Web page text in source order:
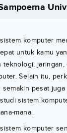
komputer
untuk kamu
teknologi, jaringan,
Selain itu,
pesat
sistem
mana.
komputer